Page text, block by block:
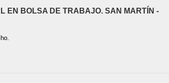
EN BOLSA DE TRABAJO. SAN MARTÍN -